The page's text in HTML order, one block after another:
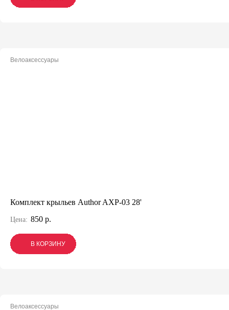
Велоаксессуары
Комплект крыльев Author AXP-03 28'
Цена: 850 р.
В КОРЗИНУ
В КОРЗИНУ
В КОРЗИНУ
Велоаксессуары